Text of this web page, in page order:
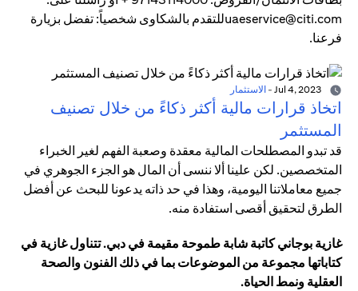
uaeservice@citi.comللتقدم بالشكاوى شخصياً: تفضل بزيارة
فرعنا.
- الاستثمار
اتخاذ قرارات مالية أكثر ذكاءً من خلال تصنيف
المستثمر
قد تبدو المصطلحات المالية معقدة وصعبة الفهم لغير الخبراء
المتخصصين. لكن علينا ألا ننسى أن المال هو الجزء الجوهري في
جميع معاملاتنا اليومية، وهذا في حد ذاته يدعونا للبحث عن أفضل
الطرق لتحقيق أقصى استفادة منه.
غازية بوجاني كاتبة شابة طموحة مقيمة في دبي. تتناول غازية في
كتاباتها مجموعة من الموضوعات بما في ذلك الفنون والصحة
العقلية ونمط الحياة.